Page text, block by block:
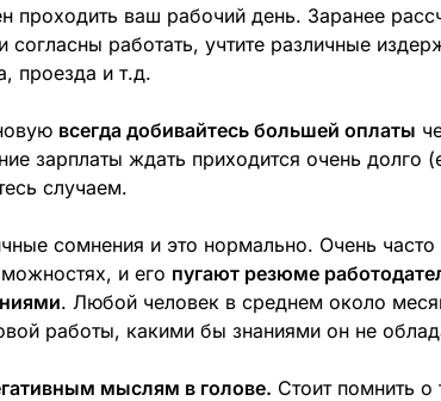
проходить ваш рабочий день. Заранее
работать, учтите различные
проезда и т.д.
всегда добивайтесь большей оплаты
зарплаты ждать приходится очень долго
случаем.
сомнения и это нормально. Очень часто
и его пугают резюме
. Любой человек в среднем около
работы, какими бы знаниями он не
мыслям в голове. Стоит помнить о